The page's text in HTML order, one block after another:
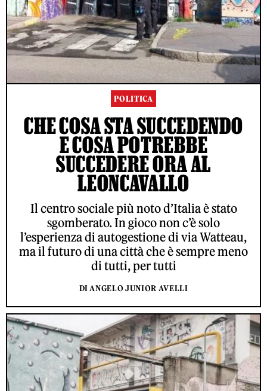
POLITICA
CHE COSA STA SUCCEDENDO
E COSA POTREBBE
SUCCEDERE ORA AL
LEONCAVALLO
Il centro sociale più noto d’Italia è stato
sgomberato. In gioco non c’è solo
l’esperienza di autogestione di via Watteau,
ma il futuro di una città che è sempre meno
di tutti, per tutti
DI ANGELO JUNIOR AVELLI